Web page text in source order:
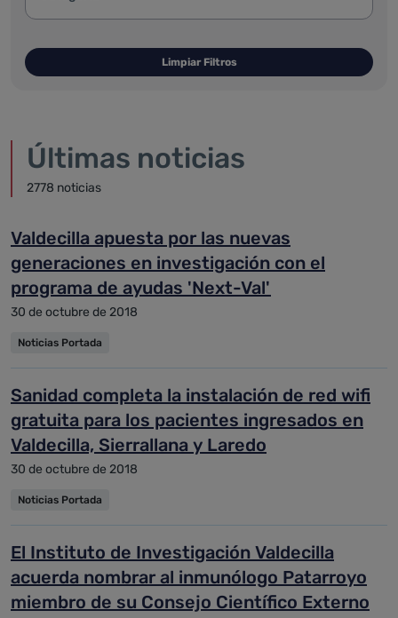
Limpiar Filtros
Últimas noticias
2778 noticias
Valdecilla apuesta por las nuevas
generaciones en investigación con el
programa de ayudas 'Next-Val'
30 de octubre de 2018
Noticias Portada
Sanidad completa la instalación de red wifi
gratuita para los pacientes ingresados en
Valdecilla, Sierrallana y Laredo
30 de octubre de 2018
Noticias Portada
El Instituto de Investigación Valdecilla
acuerda nombrar al inmunólogo Patarroyo
miembro de su Consejo Científico Externo